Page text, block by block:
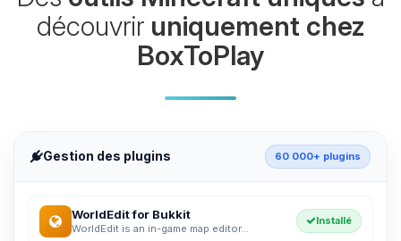
découvrir uniquement chez
BoxToPlay
Gestion des plugins 60 000+ plugins
WorldEdit for Bukkit
WorldEdit is an in-game map editor...
Installé